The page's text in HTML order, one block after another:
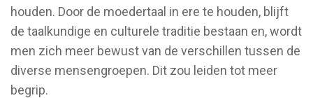
houden. Door de moedertaal in ere te houden, blijft
de taalkundige en culturele traditie bestaan en, wordt
men zich meer bewust van de verschillen tussen de
diverse mensengroepen. Dit zou leiden tot meer
begrip.